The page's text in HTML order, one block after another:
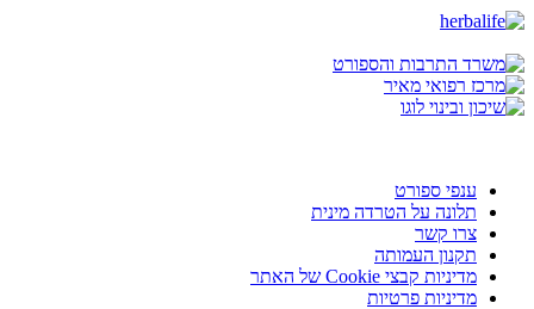
ענפי ספורט
תלונה על הטרדה מינית
צרו קשר
תקנון העמותה
מדיניות קבצי Cookie של האתר
מדיניות פרטיות